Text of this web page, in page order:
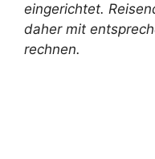
eingerichtet.
daher mit
rechnen.